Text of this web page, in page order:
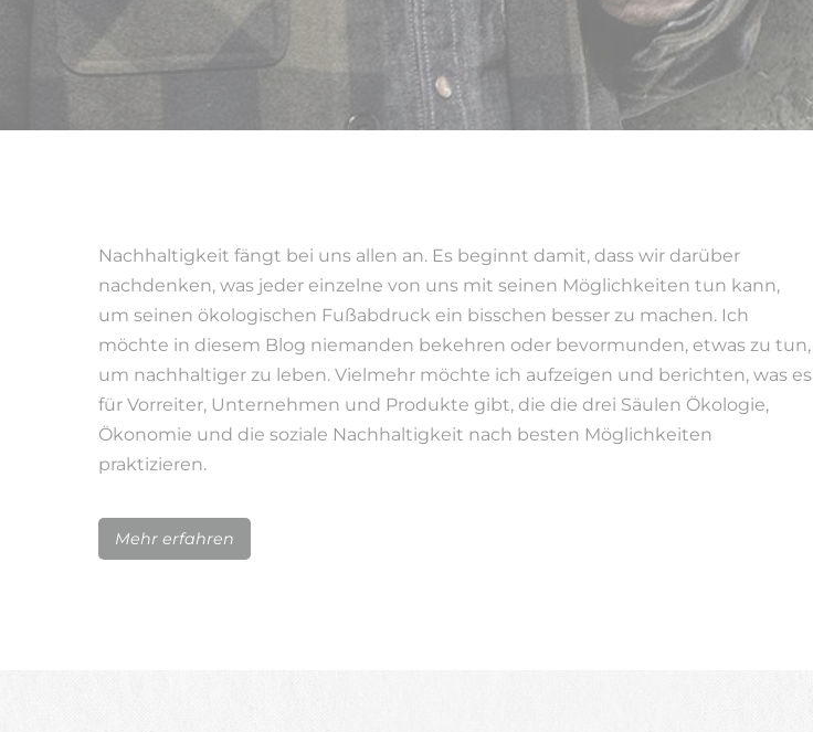
Nachhaltigkeit fängt bei uns allen an. Es beginnt damit, dass wir darüber
nachdenken, was jeder einzelne von uns mit seinen Möglichkeiten tun kann,
um seinen ökologischen Fußabdruck ein bisschen besser zu machen. Ich
möchte in diesem Blog niemanden bekehren oder bevormunden, etwas zu tun,
um nachhaltiger zu leben. Vielmehr möchte ich aufzeigen und berichten, was es
für Vorreiter, Unternehmen und Produkte gibt, die die drei Säulen Ökologie,
Ökonomie und die soziale Nachhaltigkeit nach besten Möglichkeiten
praktizieren.
Mehr erfahren